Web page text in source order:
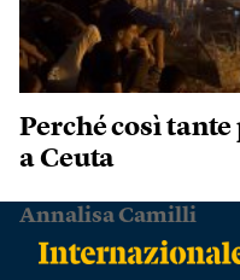
Perché così
a Ceuta
Annalisa Camilli